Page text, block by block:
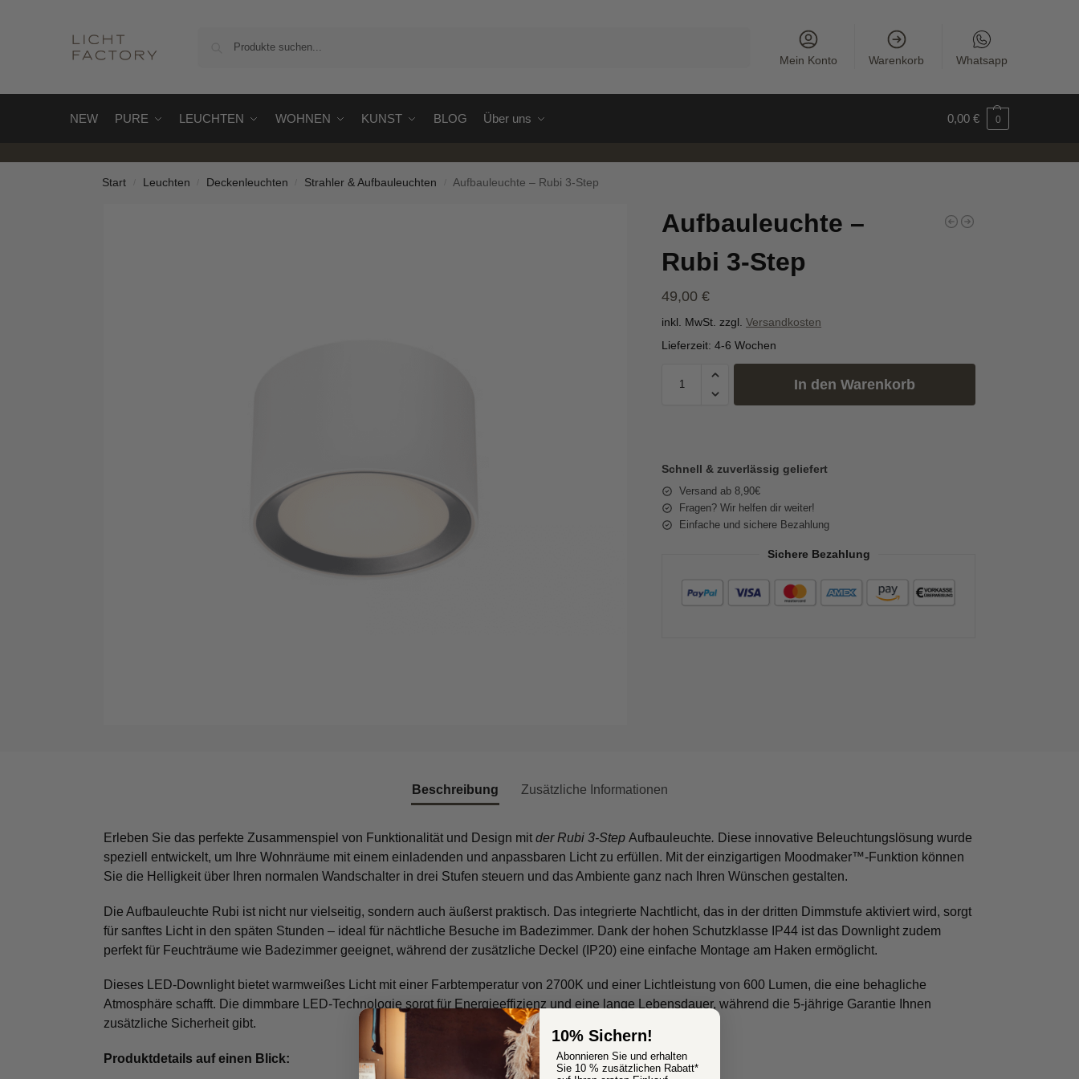
Mein Konto Warenkorb Whatsapp
NEW PURE LEUCHTEN WOHNEN KUNST BLOG Über uns 0,00 € 0
Start Leuchten Deckenleuchten Strahler & Aufbauleuchten Aufbauleuchte – Rubi 3-Step
Aufbauleuchte –
Rubi 3-Step
49,00€
inkl. MwSt. zzgl.Versandkosten
Lieferzeit:4-6 Wochen
In den Warenkorb
Schnell & zuverlässig geliefert
Versand ab 8,90€
Fragen? Wir helfen dir weiter!
Einfache und sichere Bezahlung
Sichere Bezahlung
Beschreibung Zusätzliche Informationen
Erleben Sie das perfekte Zusammenspiel von Funktionalität und Design mit der Rubi 3-Step Aufbauleuchte. Diese innovative Beleuchtungslösung wurde
speziell entwickelt, um Ihre Wohnräume mit einem einladenden und anpassbaren Licht zu erfüllen. Mit der einzigartigen Moodmaker™-Funktion können
Sie die Helligkeit über Ihren normalen Wandschalter in drei Stufen steuern und das Ambiente ganz nach Ihren Wünschen gestalten.
Die Aufbauleuchte Rubi ist nicht nur vielseitig, sondern auch äußerst praktisch. Das integrierte Nachtlicht, das in der dritten Dimmstufe aktiviert wird, sorgt
für sanftes Licht in den späten Stunden – ideal für nächtliche Besuche im Badezimmer. Dank der hohen Schutzklasse IP44 ist das Downlight zudem
perfekt für Feuchträume wie Badezimmer geeignet, während der zusätzliche Deckel (IP20) eine einfache Montage am Haken ermöglicht.
Dieses LED-Downlight bietet warmweißes Licht mit einer Farbtemperatur von 2700K und einer Lichtleistung von 600 Lumen, die eine behagliche
Atmosphäre schafft. Die dimmbare LED-Technologie sorgt für Energieeffizienz und eine lange Lebensdauer, während die 5-jährige Garantie Ihnen
zusätzliche Sicherheit gibt.
Produktdetails auf einen Blick:
10% Sichern!
Abonnieren Sie und erhalten
Sie 10 % zusätzlichen Rabatt*